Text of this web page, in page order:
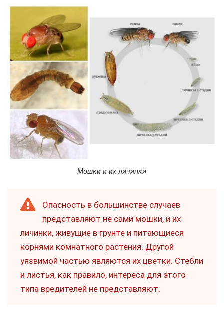
Мошки и их личинки
Опасность в большинстве случаев
представляют не сами мошки, и их
личинки, живущие в грунте и питающиеся
корнями комнатного растения. Другой
уязвимой частью являются их цветки. Стебли
и листья, как правило, интереса для этого
типа вредителей не представляют.